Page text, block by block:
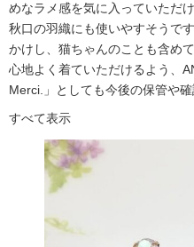
めなラメ感を気に入っていただ
秋口の羽織にも使いやすそうで
かけし、猫ちゃんのことも含め
心地よく着ていただけるよう、
Merci.」としても今後の保管や
すべて表示